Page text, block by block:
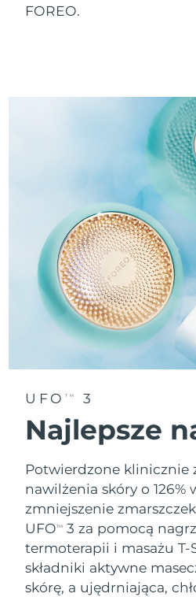
FOREO.
UFO TM 3
Najlepsze
Potwierdzone klinicznie
nawilżenia skóry o 126%
zmniejszenie
UFOTM
3 za pomocą
termoterapii i masażu T-
składniki aktywne
skórę, a ujędrniająca,
Tajlandia
Turcja
Zjednoczone Emiraty
Arabskie
Wielka Brytania
Stany Zjednoczone
Uzbekistan
Wietnam